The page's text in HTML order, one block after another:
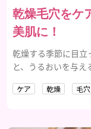
乾燥毛穴をケ
美肌に！
乾燥する季節に目
と、うるおいを与え
ケア 乾燥 毛穴